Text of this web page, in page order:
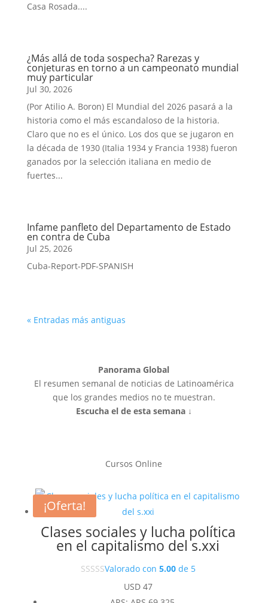
Casa Rosada....
¿Más allá de toda sospecha? Rarezas y
conjeturas en torno a un campeonato mundial
muy particular
Jul 30, 2026
(Por Atilio A. Boron) El Mundial del 2026 pasará a la
historia como el más escandaloso de la historia.
Claro que no es el único. Los dos que se jugaron en
la década de 1930 (Italia 1934 y Francia 1938) fueron
ganados por la selección italiana en medio de
fuertes...
Infame panfleto del Departamento de Estado
en contra de Cuba
Jul 25, 2026
Cuba-Report-PDF-SPANISH
« Entradas más antiguas
Panorama Global
El resumen semanal de noticias de Latinoamérica
que los grandes medios no te muestran.
Escucha el de esta semana ↓
Cursos Online
Clases sociales y lucha política
en el capitalismo del s.xxi
Valorado con 5.00de 5
USD47
¡Oferta!